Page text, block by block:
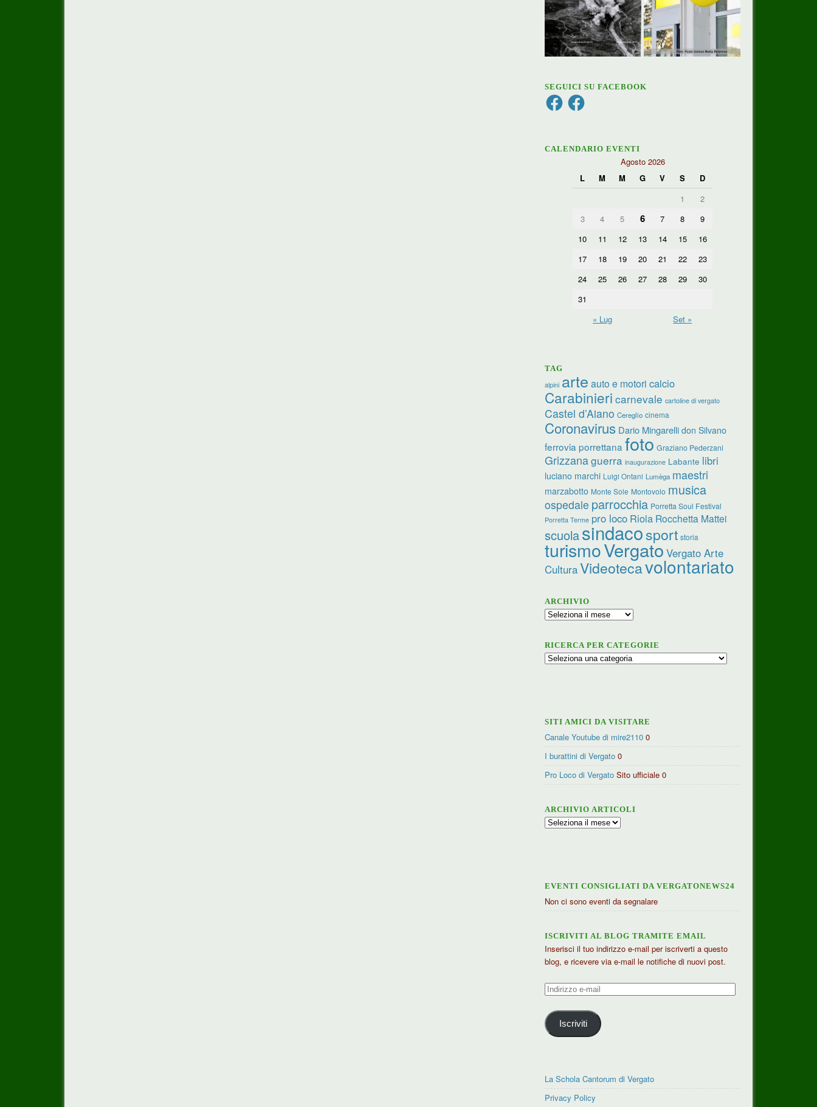
SEGUICI SU FACEBOOK
FacebookFacebook
CALENDARIO EVENTI
Agosto 2026
L
M M G V S
D
1
2
3
4 5 6 7 8
9
10
11 12 13 14 15
16
17
18 19 20 21 22
23
24
25 26 27 28 29
30
31
« Lug
Set »
TAG
alpini arte auto e motori calcio
Carabinieri carnevale cartoline di vergato
Castel d’Aiano Cereglio cinema
Coronavirus Dario Mingarelli don Silvano
ferrovia porrettana foto Graziano Pederzani
Grizzanaguerra inaugurazione Labante libri
luciano marchi Luigi Ontani Lumèga maestri
marzabotto Monte Sole Montovolo musica
ospedale parrocchia Porretta Soul Festival
Porretta Terme pro loco Riola Rocchetta Mattei
scuolasindacosport storia
turismoVergato Vergato Arte
CulturaVideotecavolontariato
ARCHIVIO
Archivio
RICERCA PER CATEGORIE
Ricerca
SITI AMICI DA VISITARE
Canale Youtube di mire2110 0
I burattini di Vergato 0
Pro Loco di Vergato Sito ufficiale 0
ARCHIVIO ARTICOLI
Archivio
EVENTI CONSIGLIATI DA VERGATONEWS24
Non ci sono eventi da segnalare
ISCRIVITI AL BLOG TRAMITE EMAIL
Inserisci il tuo indirizzo e-mail per iscriverti a questo
blog, e ricevere via e-mail le notifiche di nuovi post.
Indirizzo
mail
Iscriviti
La Schola Cantorum di Vergato
Privacy Policy